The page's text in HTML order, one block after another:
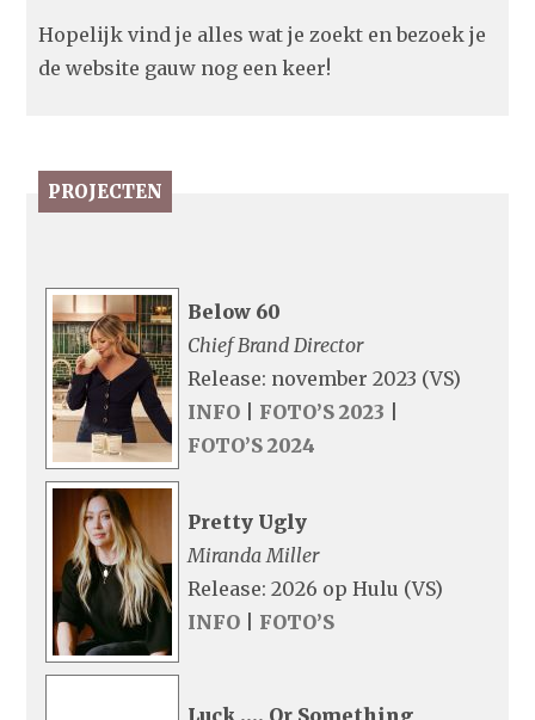
Hopelijk vind je alles wat je zoekt en bezoek je
de website gauw nog een keer!
PROJECTEN
Below 60
Chief Brand Director
Release: november 2023 (VS)
INFO
FOTO’S 2023
FOTO’S 2024
Pretty Ugly
Miranda Miller
Release: 2026 op Hulu (VS)
INFO
FOTO’S